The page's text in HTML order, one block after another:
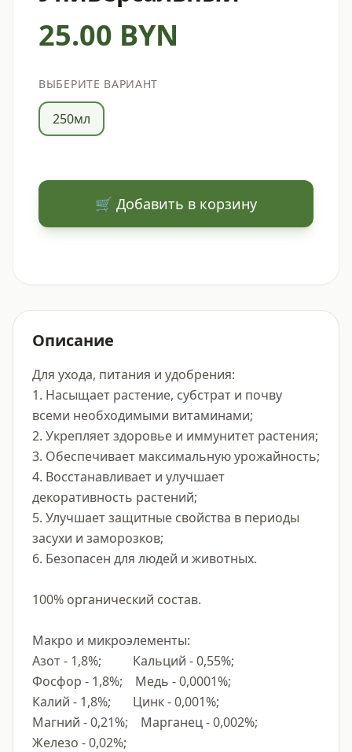
25.00 BYN
ВЫБЕРИТЕ ВАРИАНТ
250мл
🛒 Добавить в корзину
Описание
Для ухода, питания и удобрения:
1. Насыщает растение, субстрат и почву
всеми необходимыми витаминами;
2. Укрепляет здоровье и иммунитет растения;
3. Обеспечивает максимальную урожайность;
4. Восстанавливает и улучшает
декоративность растений;
5. Улучшает защитные свойства в периоды
засухи и заморозков;
6. Безопасен для людей и животных.
100% органический состав.
Макро и микроэлементы:
Азот - 1,8%;          Кальций - 0,55%;
Фосфор - 1,8%;    Медь - 0,0001%;
Калий - 1,8%;       Цинк - 0,001%;
Магний - 0,21%;    Марганец - 0,002%;
Железо - 0,02%;